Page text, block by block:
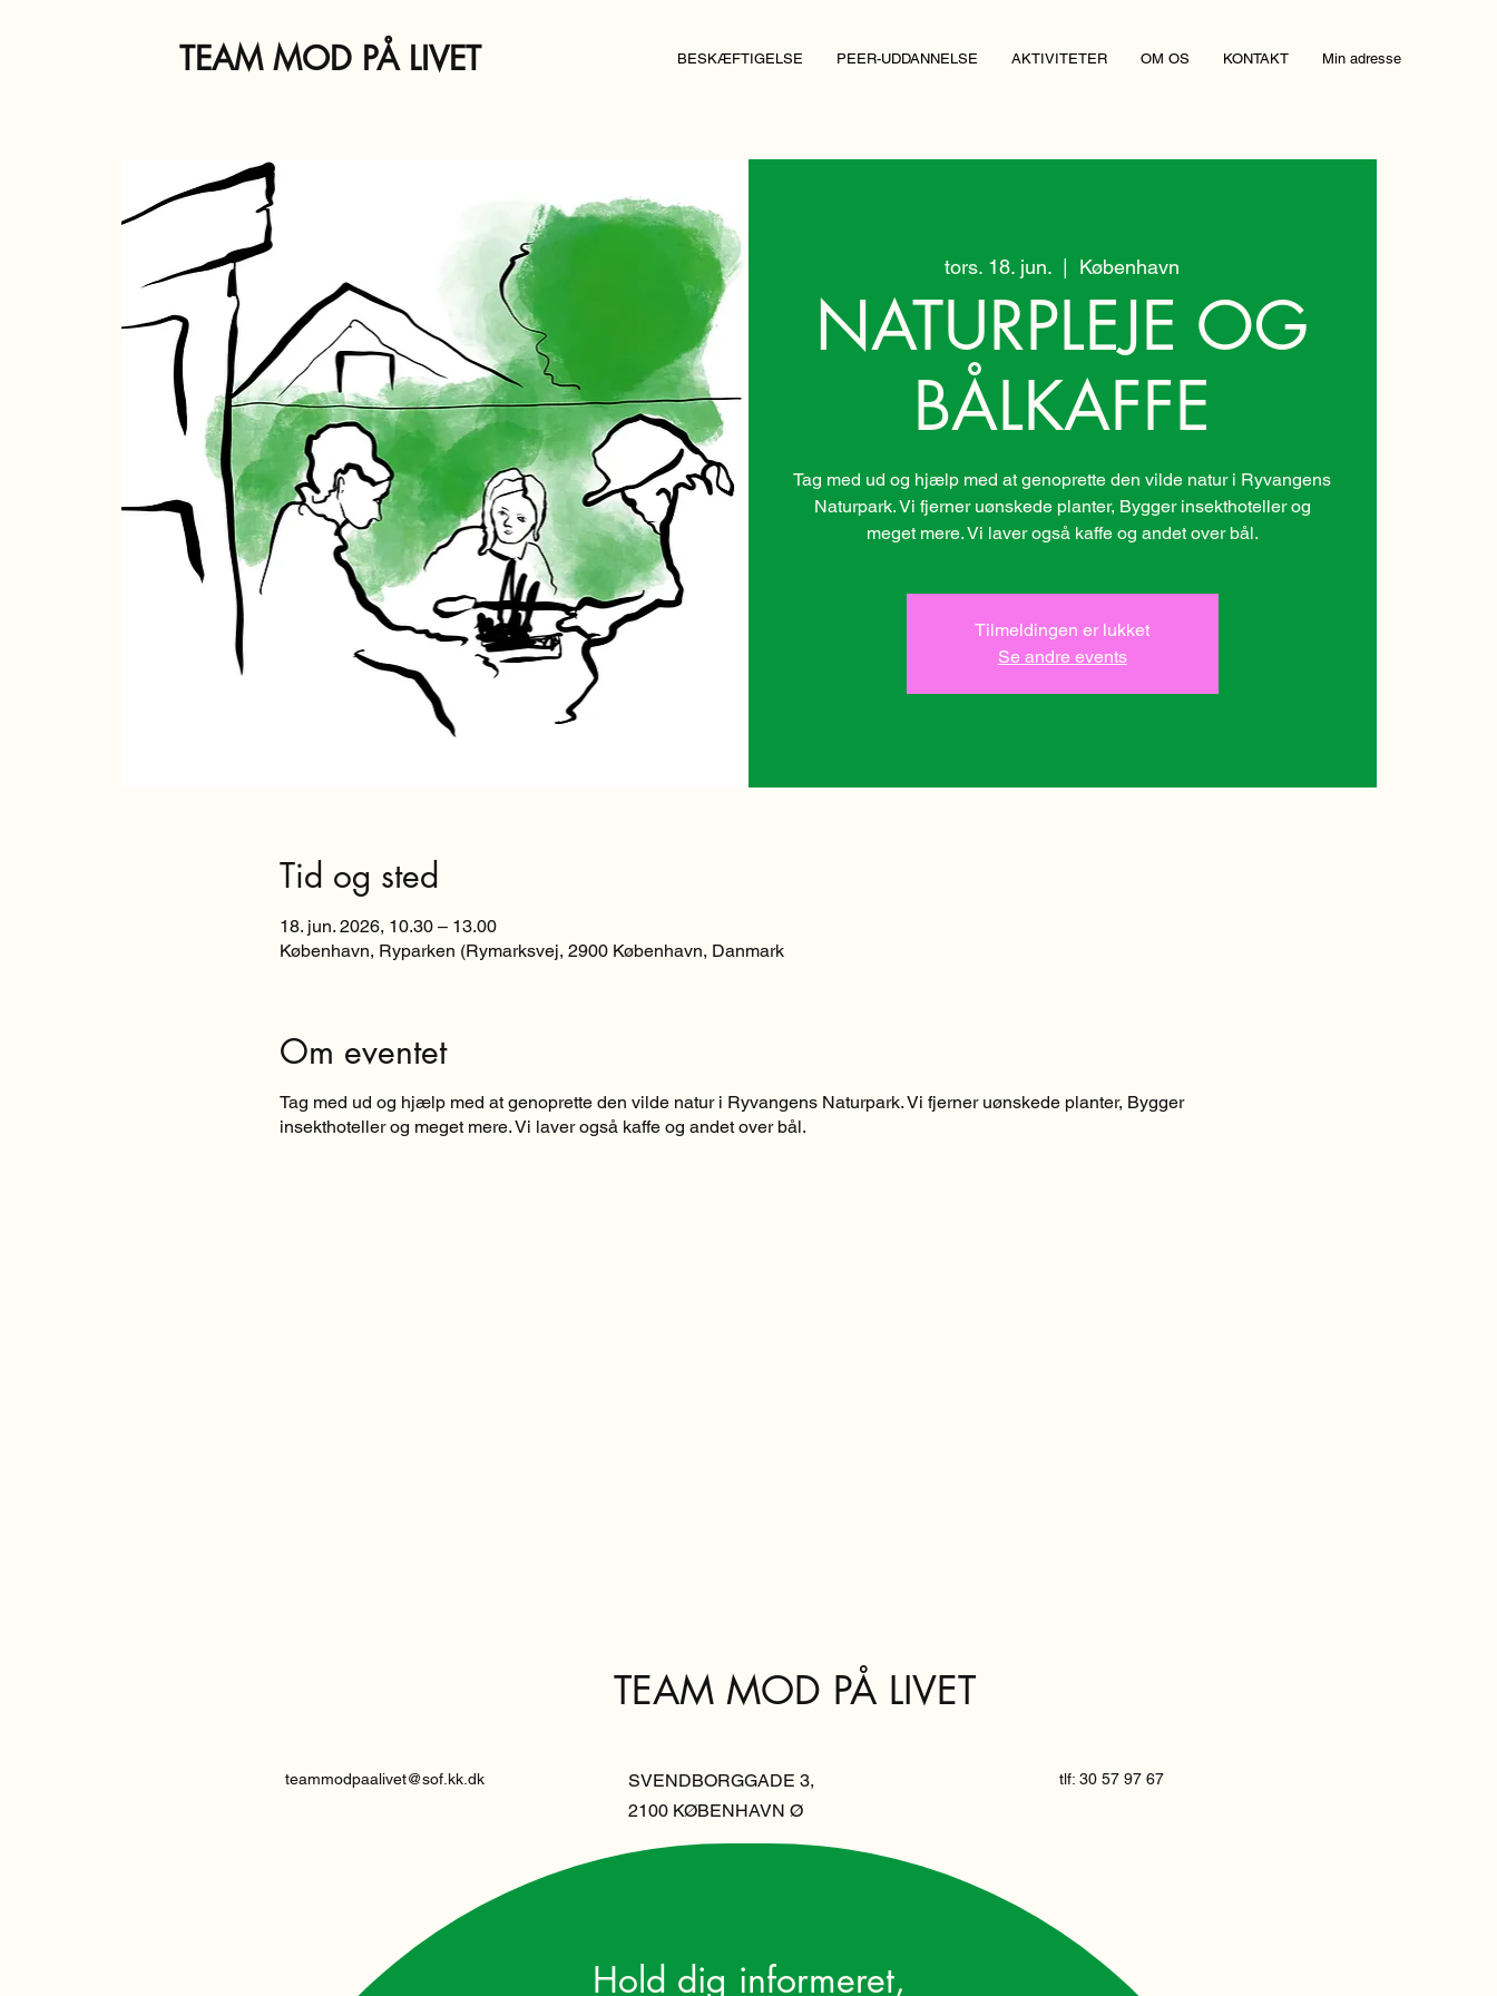
TEAM MOD PÅ LIVET BESKÆFTIGELSE PEER-UDDANNELSE AKTIVITETER OM OS KONTAKT Min adresse
tors. 18. jun.
  |
København
NATURPLEJE OG
BÅLKAFFE
Tag med ud og hjælp med at genoprette den vilde natur i Ryvangens
Naturpark. Vi fjerner uønskede planter, Bygger insekthoteller og
meget mere. Vi laver også kaffe og andet over bål.
Tilmeldingen er lukket
Se andre events
Tid og sted
18. jun. 2026, 10.30 – 13.00
København, Ryparken (Rymarksvej, 2900 København, Danmark
Om eventet
Tag med ud og hjælp med at genoprette den vilde natur i Ryvangens Naturpark. Vi fjerner uønskede planter, Bygger
insekthoteller og meget mere. Vi laver også kaffe og andet over bål.
TEAM MOD PÅ LIVET
teammodpaalivet@sof.kk.dk
SVENDBORGGADE 3,
2100 KØBENHAVN Ø
tlf: 30 57 97 67
Hold dig informeret,